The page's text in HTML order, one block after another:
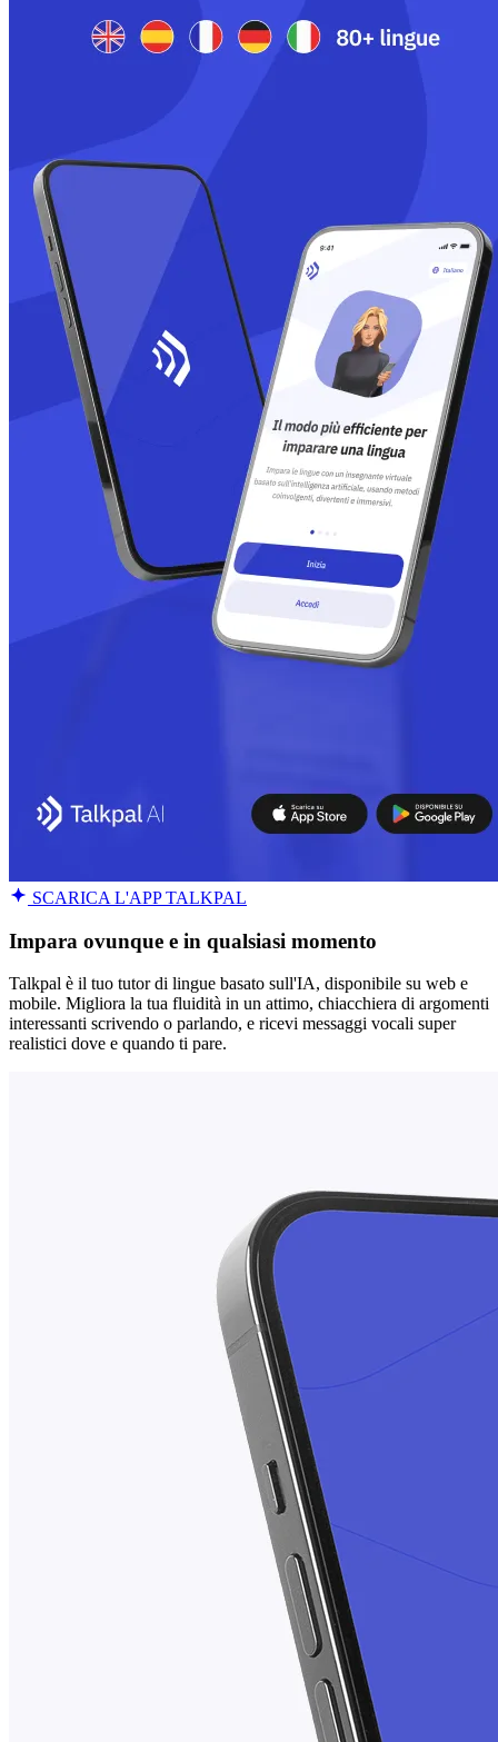
SCARICA L'APP TALKPAL
Impara ovunque e in qualsiasi momento
Talkpal è il tuo tutor di lingue basato sull'IA, disponibile su web e
mobile. Migliora la tua fluidità in un attimo, chiacchiera di argomenti
interessanti scrivendo o parlando, e ricevi messaggi vocali super
realistici dove e quando ti pare.